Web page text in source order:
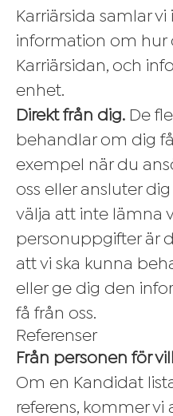
Karriärsida samlar
information om hur
Karriärsidan, och
enhet.
Direkt från dig. De
behandlar om dig
exempel när du
oss eller ansluter
välja att inte lämna
personuppgifter är
att vi ska kunna
eller ge dig den
få från oss.
Referenser
Från personen för
Om en Kandidat
referens, kommer vi